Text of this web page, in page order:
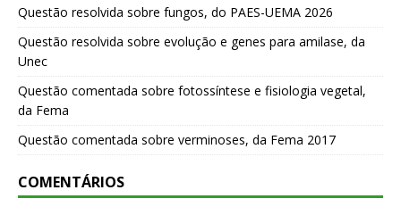
Questão resolvida sobre fungos, do PAES-UEMA 2026
Questão resolvida sobre evolução e genes para amilase, da
Unec
Questão comentada sobre fotossíntese e fisiologia vegetal,
da Fema
Questão comentada sobre verminoses, da Fema 2017
COMENTÁRIOS